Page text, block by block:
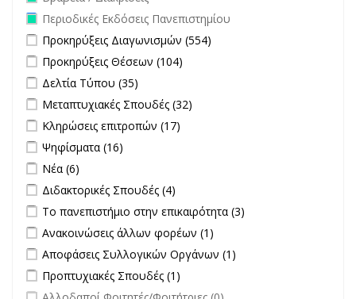
Remove Περιοδικές Εκδόσεις Πανεπιστημίου filter
Περιοδικές Εκδόσεις Πανεπιστημίου
Apply Προκηρύξεις Διαγωνισμών filter
Προκηρύξεις Διαγωνισμών (554)
Apply Προκηρύξεις Θέσεων filter
Προκηρύξεις Θέσεων (104)
Apply Δελτία Τύπου filter
Δελτία Τύπου (35)
Apply Μεταπτυχιακές Σπουδές filter
Μεταπτυχιακές Σπουδές (32)
Apply Κληρώσεις επιτροπών filter
Κληρώσεις επιτροπών (17)
Apply Ψηφίσματα filter
Ψηφίσματα (16)
Apply Νέα filter
Νέα (6)
Apply Διδακτορικές Σπουδές filter
Διδακτορικές Σπουδές (4)
Apply Το πανεπιστήμιο στην επικαιρότητα filter
Το πανεπιστήμιο στην επικαιρότητα (3)
Apply Ανακοινώσεις άλλων φορέων filter
Ανακοινώσεις άλλων φορέων (1)
Apply Αποφάσεις Συλλογικών Οργάνων filter
Αποφάσεις Συλλογικών Οργάνων (1)
Apply Προπτυχιακές Σπουδές filter
Προπτυχιακές Σπουδές (1)
undefined